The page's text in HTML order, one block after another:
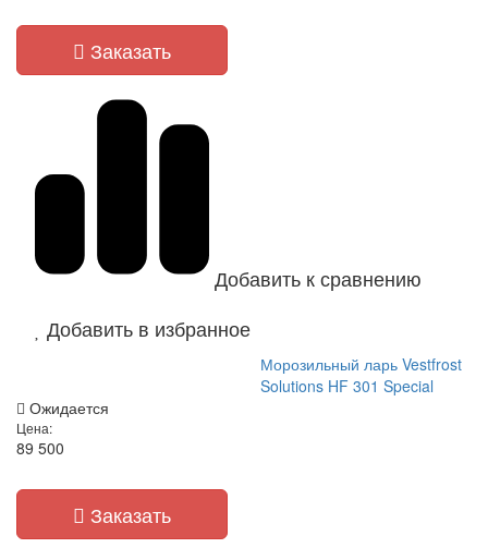
Заказать
Добавить к сравнению
Добавить в избранное
Морозильный ларь Vestfrost
Solutions HF 301 Special
Ожидается
Цена:
89 500
Заказать